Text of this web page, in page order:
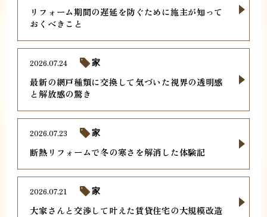
リフォーム期間の遅延を防ぐために施主が知って
おくべきこと
最新の網戸種類に交換して気づいた視界の透明感
と解放感の驚き
2026.07.24 家
断熱リフォームで冬の寒さを解消した体験記
2026.07.23 家
大家さんと交渉して叶えた賃貸住宅の大規模改造
2026.07.21 家